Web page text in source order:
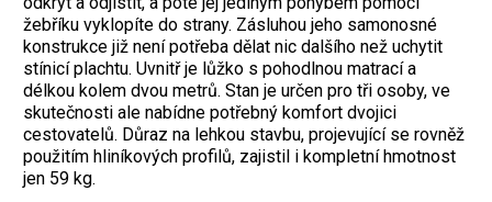
žebříku vyklopíte do strany. Zásluhou jeho samonosné
konstrukce již není potřeba dělat nic dalšího než uchytit
stínicí plachtu. Uvnitř je lůžko s pohodlnou matrací a
délkou kolem dvou metrů. Stan je určen pro tři osoby, ve
skutečnosti ale nabídne potřebný komfort dvojici
cestovatelů. Důraz na lehkou stavbu, projevující se rovněž
použitím hliníkových profilů, zajistil i kompletní hmotnost
jen 59 kg.